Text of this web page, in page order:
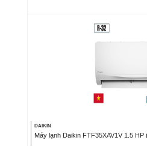
DAIKIN
Máy lạnh Daikin FTF35XAV1V 1.5